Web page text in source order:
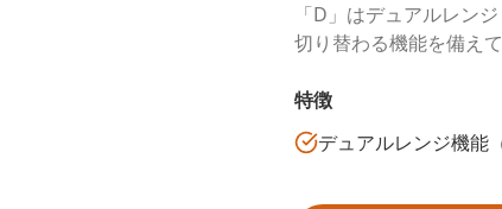
「D」はデュアルレン
切り替わる機能を備え
特徴
デュアルレンジ機能